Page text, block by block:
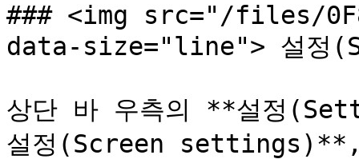
### <img src="/files/
data-size="line"> 설정
상단 바 우측의 **설정
설정(Screen